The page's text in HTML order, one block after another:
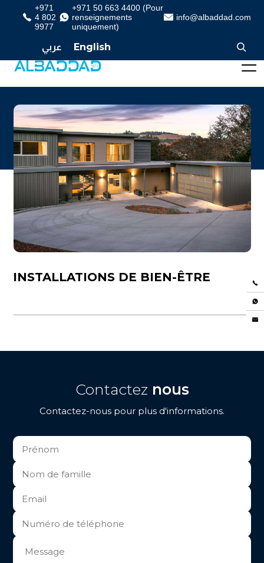
+971
4 802
9977
+971 50 663 4400 (Pour
renseignements
uniquement)
info@albaddad.com
عربي English
INSTALLATIONS DE BIEN-ÊTRE
Contactez nous
Contactez-nous pour plus d'informations.